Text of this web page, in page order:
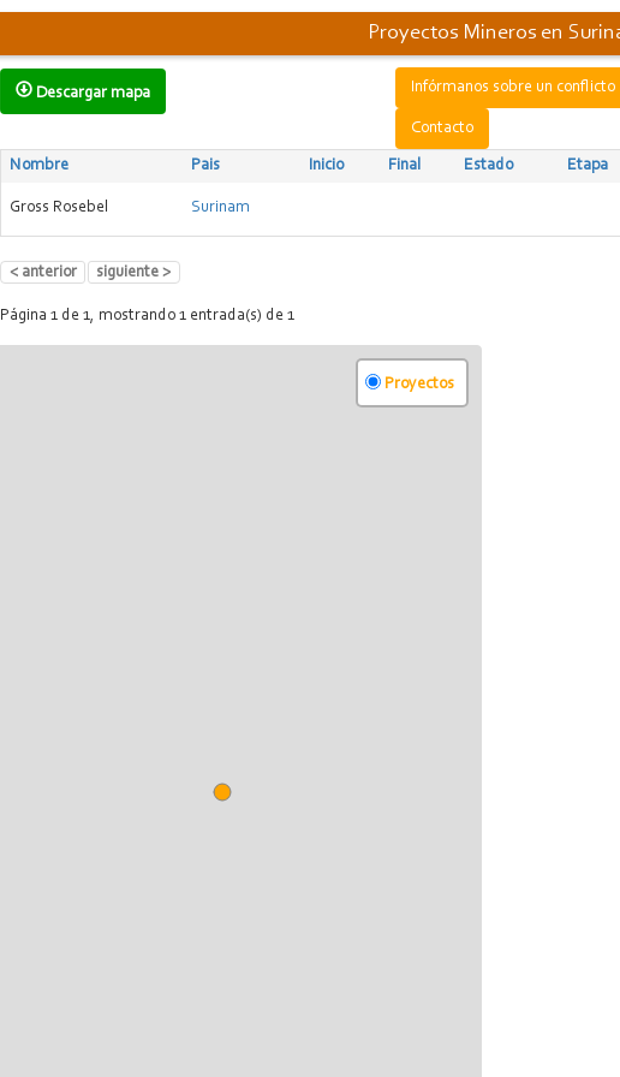
Proyectos Mineros en
Descargar mapa Infórmanos sobre un conflicto
Contacto
Nombre Pais Inicio Final Estado Etapa
Gross Rosebel Surinam
< anterior siguiente >
Página 1 de 1, mostrando 1 entrada(s) de 1
Proyectos